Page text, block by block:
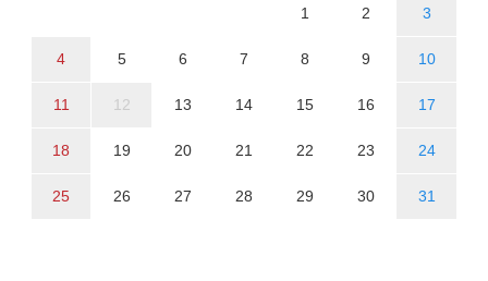
1 2 3
4 5 6 7 8 9 10
11 12 13 14 15 16 17
18 19 20 21 22 23 24
25 26 27 28 29 30 31